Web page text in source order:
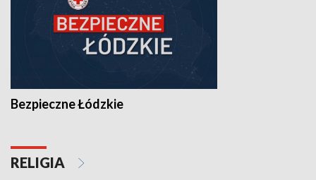
Bezpieczne Łódzkie
RELIGIA